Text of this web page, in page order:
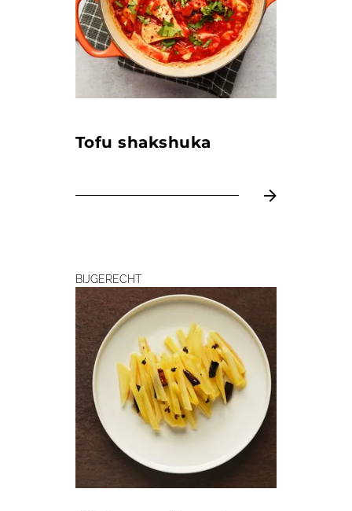
Tofu shakshuka
BIJGERECHT